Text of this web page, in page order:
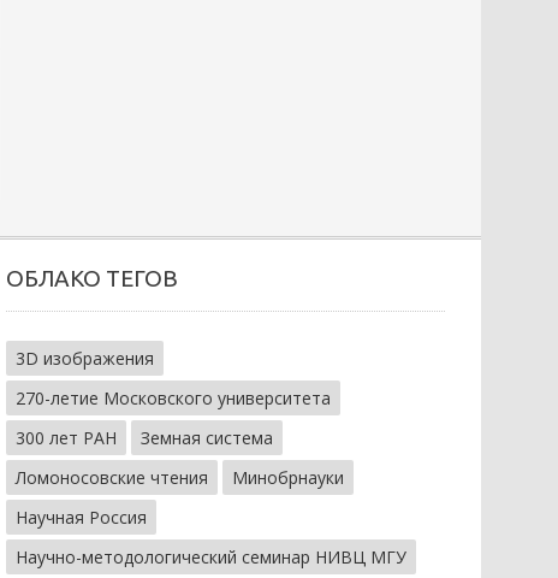
ОБЛАКО ТЕГОВ
3D изображения
270-летие Московского университета
300 лет РАН
Земная система
Ломоносовские чтения
Минобрнауки
Научная Россия
Научно-методологический семинар НИВЦ МГУ